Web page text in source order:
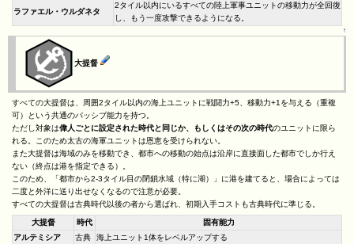
ラファエル・ウルダネタ
2タイル以内にいるすべての陸上軍事ユニットの移動力が全回復
し、もう一度攻撃できるようになる。
↑
大提督
すべての大提督は、周囲2タイル以内の海上ユニットに戦闘力+5、移動力+1を与える（重複
可）という共通のパッシブ能力を持つ。
ただし対象は偉人ごとに設定された時代と同じか、もしくはその次の時代のユニットに限ら
れる。このため太古の海軍ユニットは恩恵を受けられない。
また大提督は海域のみを移動でき、都市への移動の始点は沿岸に直接面した都市でしか行え
ない（終点は港を指定できる）。
このため、「都市から2-3タイル目の閉鎖水域（特に湖）」に港を建てると、場合によっては
二度と外洋に送り出せなくなるので注意が必要。
すべての大提督は古典時代以後の者から選ばれ、初期入手コストも古典時代に準じる。
大提督 時代
固有能力
アルテミシア
古典
海上ユニット1体をレベルアップする